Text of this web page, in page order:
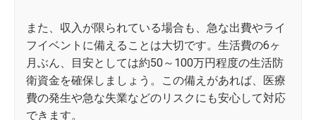
また、収入が限られている場合も、急な出費やライ
フイベントに備えることは大切です。生活費の6ヶ
月ぶん、目安としては約50～100万円程度の生活防
衛資金を確保しましょう。この備えがあれば、医療
費の発生や急な失業などのリスクにも安心して対応
できます。